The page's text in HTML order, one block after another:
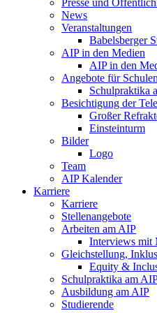
Presse und
News
Veranstaltungen
Babelsberger
AIP in den Medien
AIP in den
Angebote für Schulen
Schulpraktika
Besichtigung der
Großer
Einsteinturm
Bilder
Logo
Team
AIP Kalender
Karriere
Karriere
Stellenangebote
Arbeiten am AIP
Interviews mit
Gleichstellung,
Equity &
Schulpraktika am
Ausbildung am AIP
Studierende